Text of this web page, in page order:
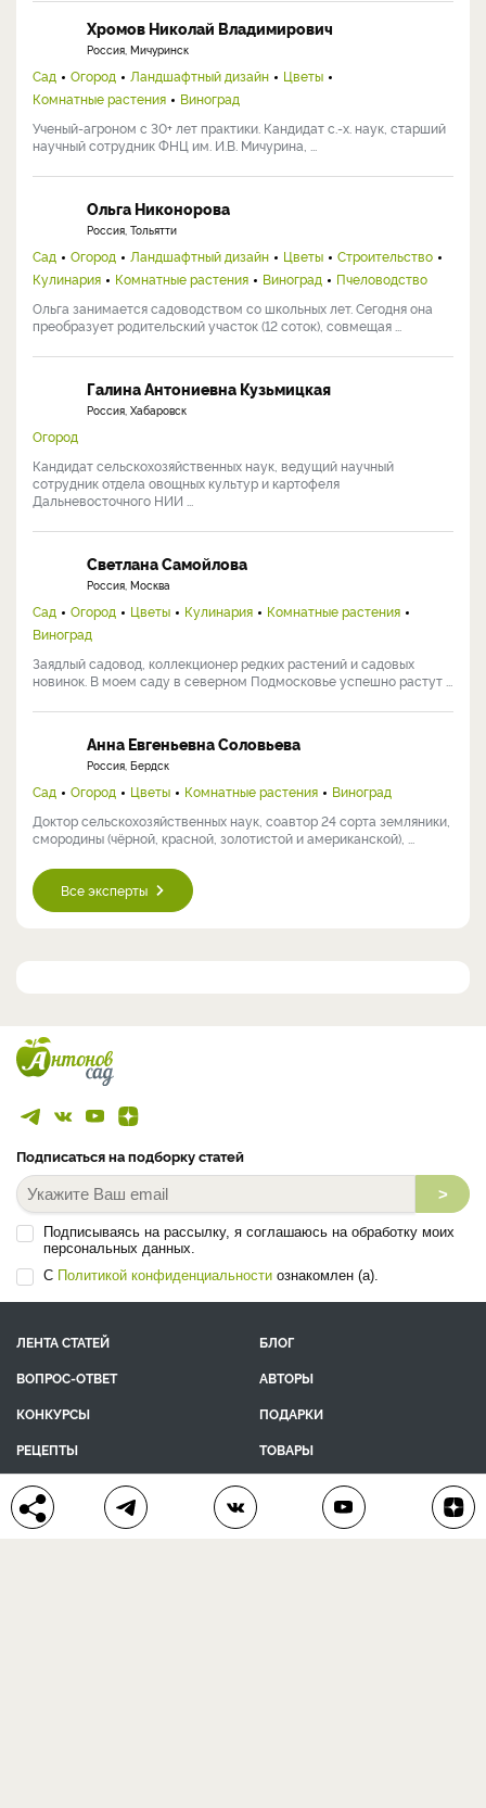
Хромов Николай Владимирович
Россия, Мичуринск
Сад Огород Ландшафтный дизайн
Цветы
Комнатные растения
Виноград
Ученый-агроном с 30+ лет практики. Кандидат с.-х. наук, старший
научный сотрудник ФНЦ им. И.В. Мичурина, ...
Ольга Никонорова
Россия, Тольятти
Сад Огород Ландшафтный дизайн Цветы
Строительство
Кулинария
Комнатные растения Виноград
Пчеловодство
Ольга занимается садоводством со школьных лет. Сегодня она
преобразует родительский участок (12 соток), совмещая ...
Галина Антониевна Кузьмицкая
Россия, Хабаровск
Огород
Кандидат сельскохозяйственных наук, ведущий научный
сотрудник отдела овощных культур и картофеля
Дальневосточного НИИ ...
Светлана Самойлова
Россия, Москва
Сад Огород Цветы Кулинария
Комнатные растения
Виноград
Заядлый садовод, коллекционер редких растений и садовых
новинок. В моем саду в северном Подмосковье успешно растут ...
Анна Евгеньевна Соловьева
Россия, Бердск
Сад Огород Цветы Комнатные растения
Виноград
Доктор сельскохозяйственных наук, соавтор 24 сорта земляники,
смородины (чёрной, красной, золотистой и американской), ...
Все эксперты
Подписаться на подборку статей
>
Подписываясь на рассылку, я соглашаюсь на обработку моих
персональных данных.
С Политикой конфиденциальности ознакомлен (а).
ЛЕНТА СТАТЕЙ
БЛОГ
ВОПРОС-ОТВЕТ
АВТОРЫ
КОНКУРСЫ
ПОДАРКИ
РЕЦЕПТЫ
ТОВАРЫ
ПОМОЩЬ
КОНТАКТЫ